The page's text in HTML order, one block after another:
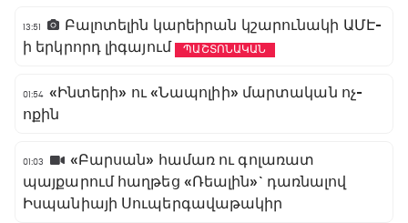
13:51
Բալոտելին կարեիրան կշարունակի ԱՄԷ-
ի երկրորդ լիգայում
ՊԱՇՏՈՆԱԿԱՆ
01:54 «Ինտերի» ու «Նապոլիի» մարտական ոչ-
ոքին
01:03
«Բարսան» համառ ու գոլառատ
պայքարում հաղթեց «Ռեալին»` դառնալով
Իսպանիայի Սուպերգավաթակիր